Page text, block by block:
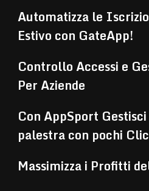
Automatizza le
Estivo con GateApp!
Controllo Accessi e
Per Aziende
Con AppSport
palestra con pochi
Massimizza i Profitti